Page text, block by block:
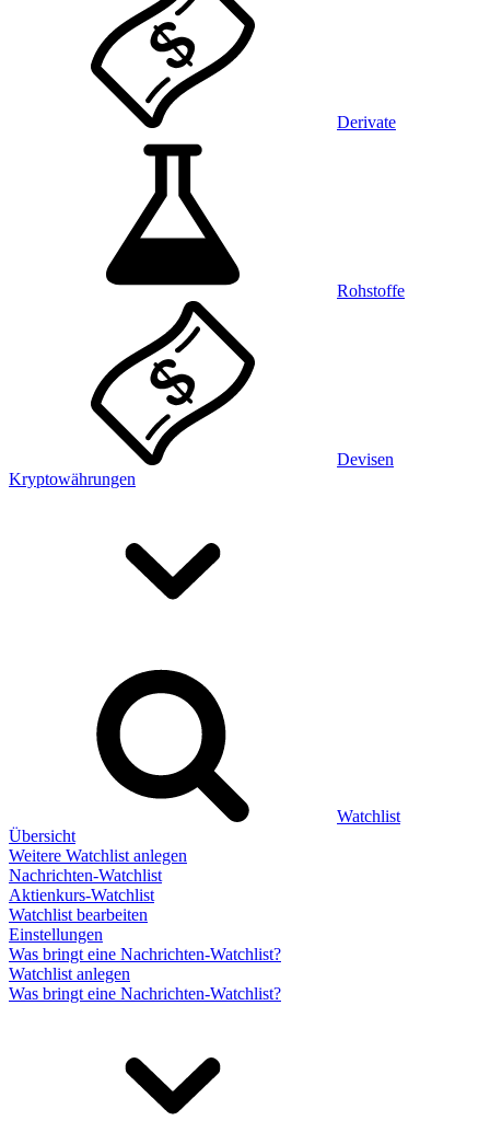
Derivate
Rohstoffe
Devisen
Kryptowährungen
Watchlist
Übersicht
Weitere Watchlist anlegen
Nachrichten-Watchlist
Aktienkurs-Watchlist
Watchlist bearbeiten
Einstellungen
Was bringt eine Nachrichten-Watchlist?
Watchlist anlegen
Was bringt eine Nachrichten-Watchlist?